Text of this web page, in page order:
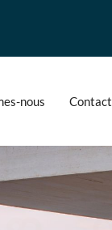
nous Contact